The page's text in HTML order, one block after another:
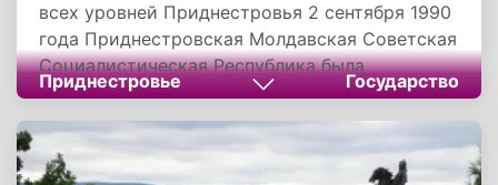
всех уровней Приднестровья 2 сентября 1990
года Приднестровская Молдавская Советская
Социалистическая Республика была
провозглашена в составе СССР. Однако ни
правительство Советского Союза, ни
парламент Молдовы не признали этого
решения. Начало формированию
Приднестровье Государство